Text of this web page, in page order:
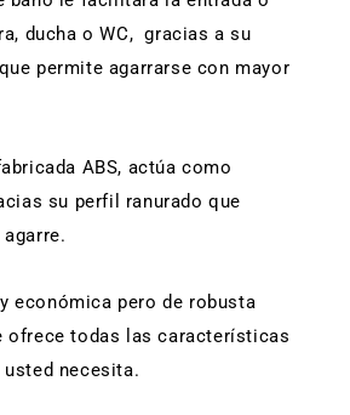
ducha o WC, gracias a su
permite agarrarse con mayor
ABS, actúa como
su perfil ranurado que
económica pero de robusta
ofrece todas las características
usted necesita.